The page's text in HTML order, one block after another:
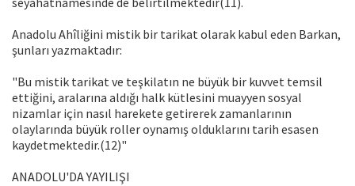
Anadolu Ahîliğini mistik bir tarikat olarak kabul eden Barkan,
şunları yazmaktadır:
"Bu mistik tarikat ve teşkilatın ne büyük bir kuvvet temsil
ettiğini, aralarına aldığı halk kütlesini muayyen sosyal
nizamlar için nasıl harekete getirerek zamanlarının
olaylarında büyük roller oynamış olduklarını tarih esasen
kaydetmektedir.(12)"
ANADOLU'DA YAYILIŞI